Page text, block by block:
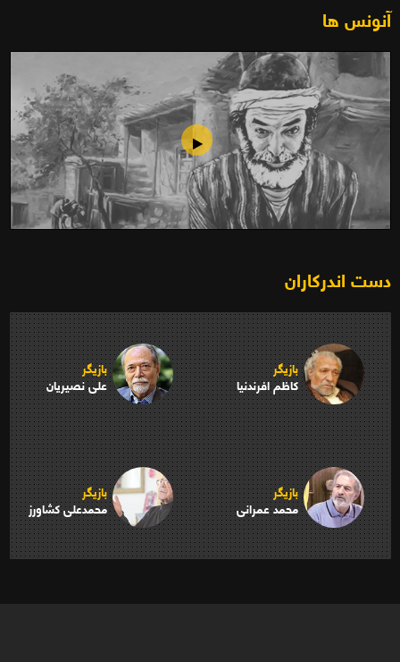
آنونس ها
دست اندرکاران
بازیگر
کاظم افرندنیا
بازیگر
علی نصیریان
بازیگر
محمد عمرانی
بازیگر
محمدعلی کشاورز